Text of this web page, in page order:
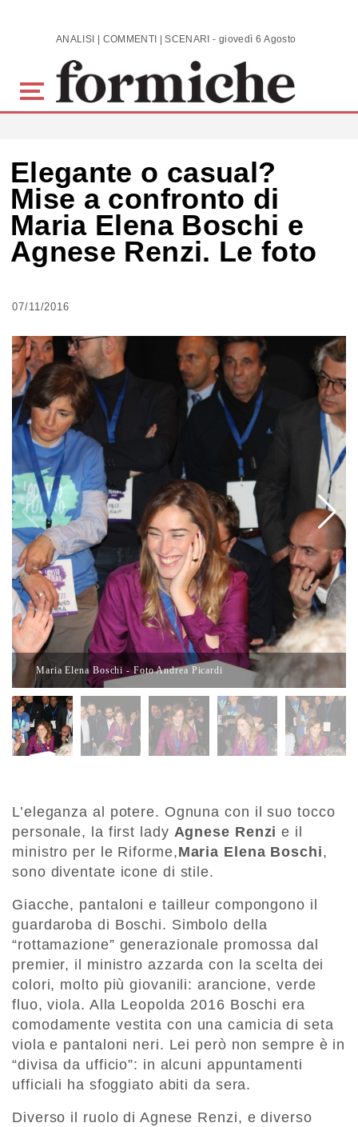
Skip to main content ANALISI | COMMENTI | SCENARI - giovedì 6 Agosto 2026
Elegante o casual?
Mise a confronto di
Maria Elena Boschi e
Agnese Renzi. Le foto
07/11/2016
Maria Elena Boschi - Foto Andrea Picardi
L’eleganza al potere. Ognuna con il suo tocco
personale, la first lady Agnese Renzi e il
ministro per le Riforme,Maria Elena Boschi,
sono diventate icone di stile.
Giacche, pantaloni e tailleur compongono il
guardaroba di Boschi. Simbolo della
“rottamazione” generazionale promossa dal
premier, il ministro azzarda con la scelta dei
colori, molto più giovanili: arancione, verde
fluo, viola. Alla Leopolda 2016 Boschi era
comodamente vestita con una camicia di seta
viola e pantaloni neri. Lei però non sempre è in
“divisa da ufficio”: in alcuni appuntamenti
ufficiali ha sfoggiato abiti da sera.
Diverso il ruolo di Agnese Renzi, e diverso